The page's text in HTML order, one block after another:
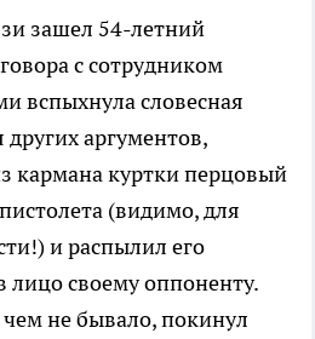
зашел 54-летний
с сотрудником
вспыхнула словесная
аргументов,
кармана куртки перцовый
(видимо, для
и распылил его
своему оппоненту.
не бывало, покинул